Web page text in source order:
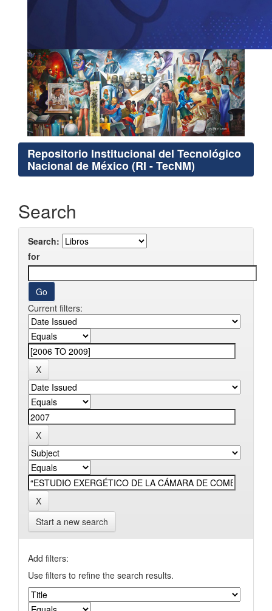
Repositorio Institucional del Tecnológico
Nacional de México (RI - TecNM)
Search
Search:
for
Current filters:
Start a new search
Add filters:
Use filters to refine the search results.